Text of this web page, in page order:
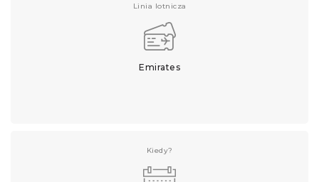
Linia lotnicza
Emirates
Kiedy?